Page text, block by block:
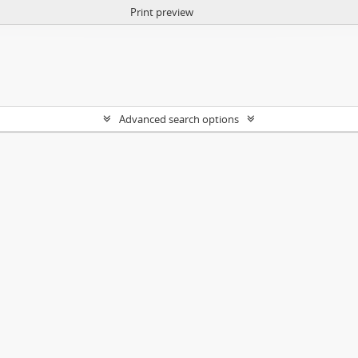
Print preview
Advanced search options